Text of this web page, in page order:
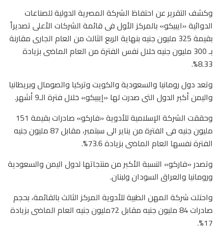
وكشف التقرير عن احتفاظ الشركة المصرية الدولية للصناعات
الدوائية «ايبيكو» بالمركز الأول فى قائمة الشركات الأعلى تصديراً
بقيمة 325 مليون جنيه بنهاية الربع الثالث من العام الجارى مقارنة
بـ 300 مليون جنيه خلال نفس الفترة من العام الماضى بزيادة
8.33%.
وتعد دول رومانيا والسعودية والكويت وتركيا والصومال وبريطانيا
واليمن أكبر الدول التى صدرت لها «إيبيكو» خلال فترة الـ9 أشهر.
وحققت الشركة الإسلامية للأدوية «فاركو» صادرات بقيمة 151
مليون جنيه فى الفترة من يناير الى سبتمبر، مقابل 87 مليون جنيه
الفترة نفسها العام الماضى بزيادة 73.6%.
وتصدر «فاركو» النسبة الأكبر من منتجاتها لدول اليمن والسعودية
ورومانيا والعراق السودان ولبنان.
واحتلت شركة المهن الطبية للأدوية المركز الثالث بالقائمة، بحجم
صادرات 84 مليون جنيه مقابل 72مليون جنيه العام الماضى بزيادة
17%.